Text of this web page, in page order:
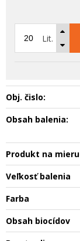
Lit.
Obj. čislo:
Obsah balenia:
Produkt na mieru
Veľkosť balenia
Farba
Obsah biocídov